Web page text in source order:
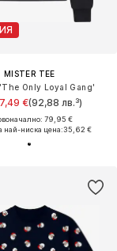
MISTER TEE
Only Loyal Gang'
€(92,88 лв.³)
79,95 €
най-ниска цена:35,62 €